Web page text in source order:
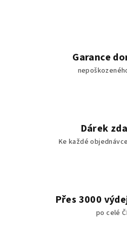
Garance
Dárek
Ke každé
Přes 3000
po celé